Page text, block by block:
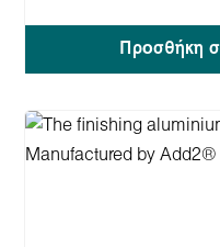
Προσθήκη